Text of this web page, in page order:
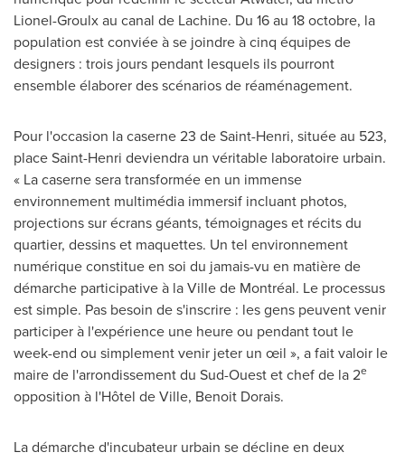
Lionel-Groulx au canal de Lachine. Du 16 au 18 octobre, la
population est conviée à se joindre à cinq équipes de
designers : trois jours pendant lesquels ils pourront
ensemble élaborer des scénarios de réaménagement.
Pour l'occasion la caserne 23 de Saint-Henri, située au 523,
place Saint-Henri deviendra un véritable laboratoire urbain.
« La caserne sera transformée en un immense
environnement multimédia immersif incluant photos,
projections sur écrans géants, témoignages et récits du
quartier, dessins et maquettes. Un tel environnement
numérique constitue en soi du jamais-vu en matière de
démarche participative à la Ville de Montréal. Le processus
est simple. Pas besoin de s'inscrire : les gens peuvent venir
participer à l'expérience une heure ou pendant tout le
week-end ou simplement venir jeter un œil », a fait valoir le
maire de l'arrondissement du Sud-Ouest et chef de la 2e
opposition à l'Hôtel de Ville, Benoit Dorais.
La démarche d'incubateur urbain se décline en deux